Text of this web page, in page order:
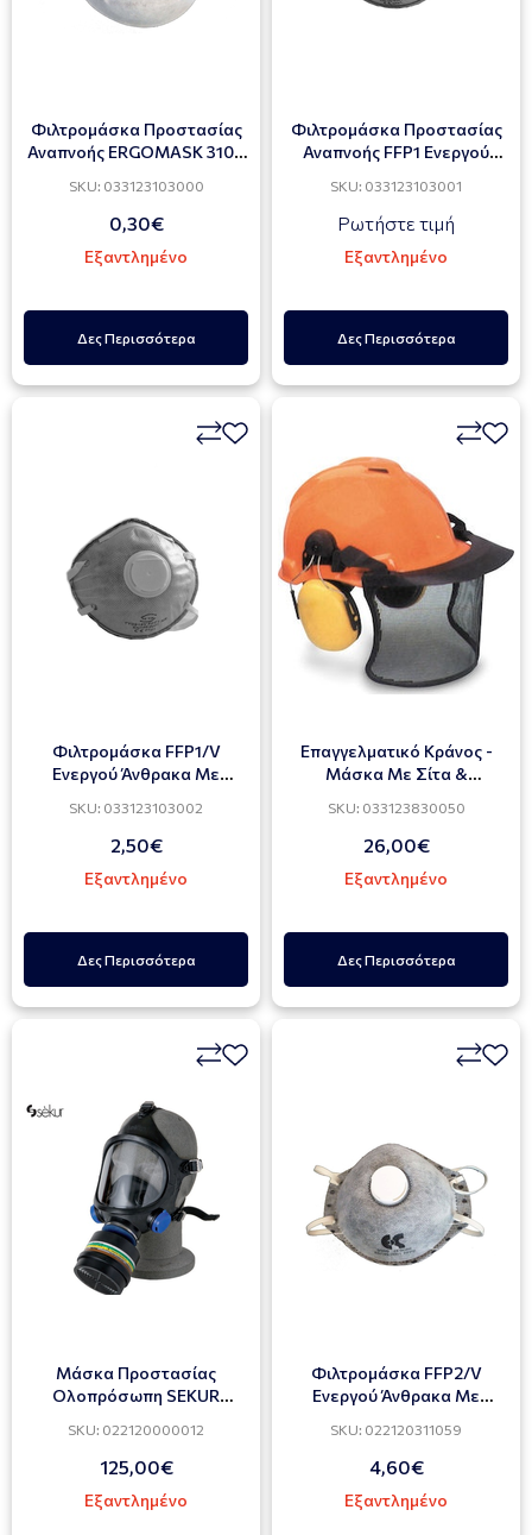
Φιλτρομάσκα Προστασίας
Αναπνοής ERGOMASK 3100
SKU: 033123103000
0,30€
Εξαντλημένο
Δες Περισσότερα
Φιλτρομάσκα Προστασίας
Αναπνοής FFP1 Ενεργού
SKU: 033123103001
Ρωτήστε τιμή
Εξαντλημένο
Δες Περισσότερα
Φιλτρομάσκα FFP1/V
Ενεργού Άνθρακα Με
SKU: 033123103002
2,50€
Εξαντλημένο
Δες Περισσότερα
Επαγγελματικό Κράνος -
Μάσκα Με Σίτα &
SKU: 033123830050
26,00€
Εξαντλημένο
Δες Περισσότερα
Μάσκα Προστασίας
Oλοπρόσωπη SEKUR
SKU: 022120000012
125,00€
Εξαντλημένο
Φιλτρομάσκα FFP2/V
Ενεργού Άνθρακα Με
SKU: 022120311059
4,60€
Εξαντλημένο